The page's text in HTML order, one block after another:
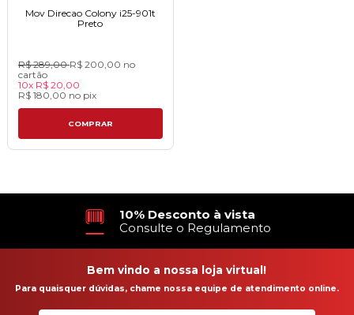
Mov Direcao Colony i25-901t
Pretoㅤㅤㅤㅤㅤㅤㅤㅤㅤㅤㅤㅤㅤㅤㅤㅤㅤ
R$ 289,00R$ 200,00 no
cartão
10x R$ 20,00
R$ 180,00 no pix
COMPRAR
10% Desconto à vista
Consulte o Regulamento
Bem vindo a nossa loja virtual!
Para quaisquer dúvidas, chame nossa equipe de atendimento online.